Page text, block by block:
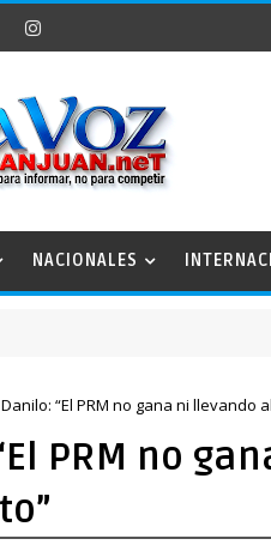
NACIONALES
Danilo: “El PRM no gana ni llevando
PRM no